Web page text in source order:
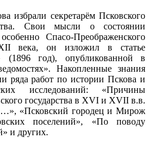
избрали секретарём Псковского
Свои мысли о состоянии
Спасо-Преображенского
века, он изложил в статье
(1896 год), опубликованной в
Накопленные знания
ряда работ по истории Пскова и
исследований: «Причины
государства в ХVI и ХVII в.в.
«Псковский городец и Мирож
поселений», «По поводу
и других.